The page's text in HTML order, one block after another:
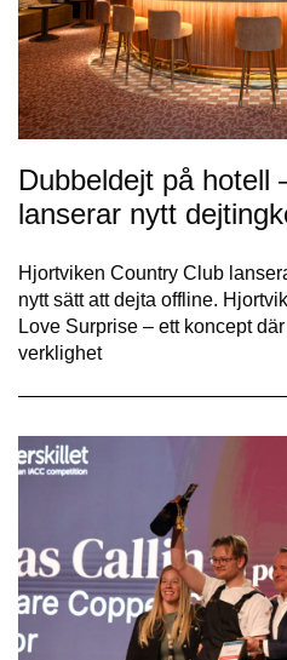
Dubbeldejt på hotell
lanserar nytt
Hjortviken Country Club
nytt sätt att dejta offline.
Love Surprise – ett koncept
verklighet